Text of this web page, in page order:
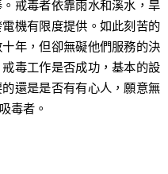
戒毒者依靠雨水和溪水，旱
機有限度提供。如此刻苦的
年，但卻無礙他們服務的決
毒工作是否成功，基本的設
還是是否有有心人，願意無
毒者。